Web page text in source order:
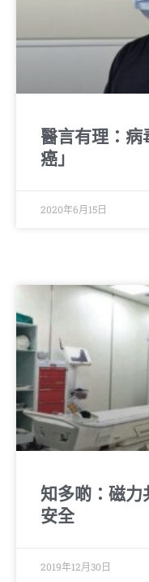
醫言有理：病
癌」
2020年6月15日
知多啲：磁力
安全
2019年12月30日